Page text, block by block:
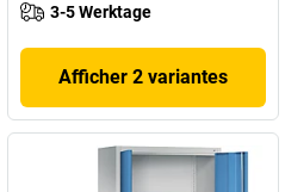
3-5 Werktage
Afficher 2 variantes